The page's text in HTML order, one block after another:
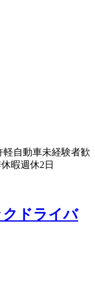
軽自動車未経験者歓
暇週休2日
クドライバ